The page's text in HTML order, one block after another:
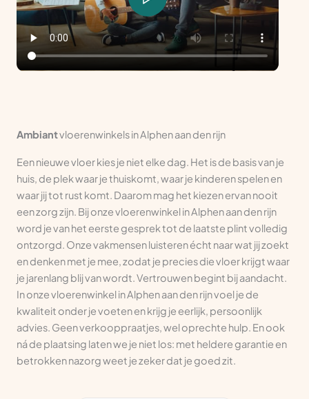
Ambiantvloerenwinkels in Alphen aan den rijn
Een nieuwe vloer kies je niet elke dag. Het is de basis van je
huis, de plek waar je thuiskomt, waar je kinderen spelen en
waar jij tot rust komt. Daarom mag het kiezen ervan nooit
een zorg zijn. Bij onze vloerenwinkel in Alphen aan den rijn
word je van het eerste gesprek tot de laatste plint volledig
ontzorgd. Onze vakmensen luisteren écht naar wat jij zoekt
en denken met je mee, zodat je precies die vloer krijgt waar
je jarenlang blij van wordt. Vertrouwen begint bij aandacht.
In onze vloerenwinkel in Alphen aan den rijn voel je de
kwaliteit onder je voeten en krijg je eerlijk, persoonlijk
advies. Geen verkooppraatjes, wel oprechte hulp. En ook
ná de plaatsing laten we je niet los: met heldere garantie en
betrokken nazorg weet je zeker dat je goed zit.